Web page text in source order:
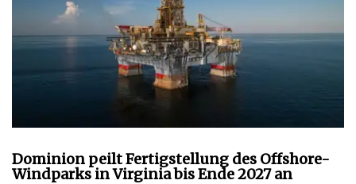
Dominion peilt Fertigstellung des Offshore-
Windparks in Virginia bis Ende 2027 an